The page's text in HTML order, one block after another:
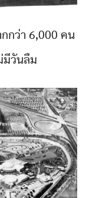
กกว่า 6,000 คน
มีวันลืม